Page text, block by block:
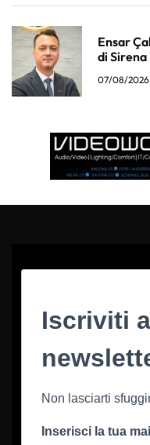
Ensar
di Sirena
07/08/
Iscriviti
Non lasciarti
Inserisci la tua mail